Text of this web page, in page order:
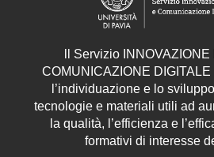
Servizio
COMUNICAZIONE
l’individuazione e lo
tecnologie e materiali utili ad
la qualità, l’efficienza e
formativi di interesse